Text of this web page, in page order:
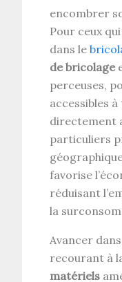
encombrer
Pour ceux
dans le
de bricolage
perceuses,
accessibles
directement
particuliers
favorise
réduisant
la
Avancer
recourant à
matériels